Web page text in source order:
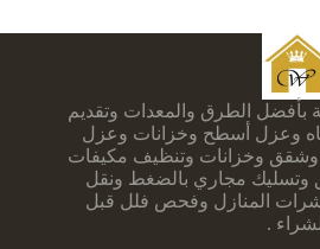
بأفضل الطرق والمعدات وتقديم
وعزل أسطح وخزانات وعزل
وخزانات وتنظيف مكيفات
مجاري بالضغط ونقل
المنازل وفحص فلل قبل
.